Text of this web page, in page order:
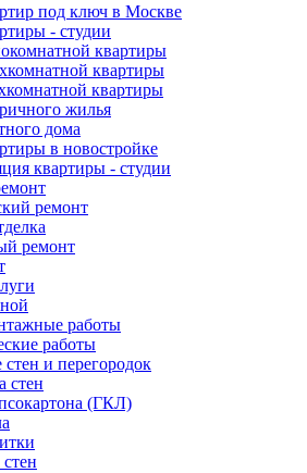
под ключ в Москве
- студии
квартиры
квартиры
квартиры
жилья
дома
в новостройке
квартиры - студии
ремонт
ремонт
работы
работы
стен и перегородок
стен
(ГКЛ)